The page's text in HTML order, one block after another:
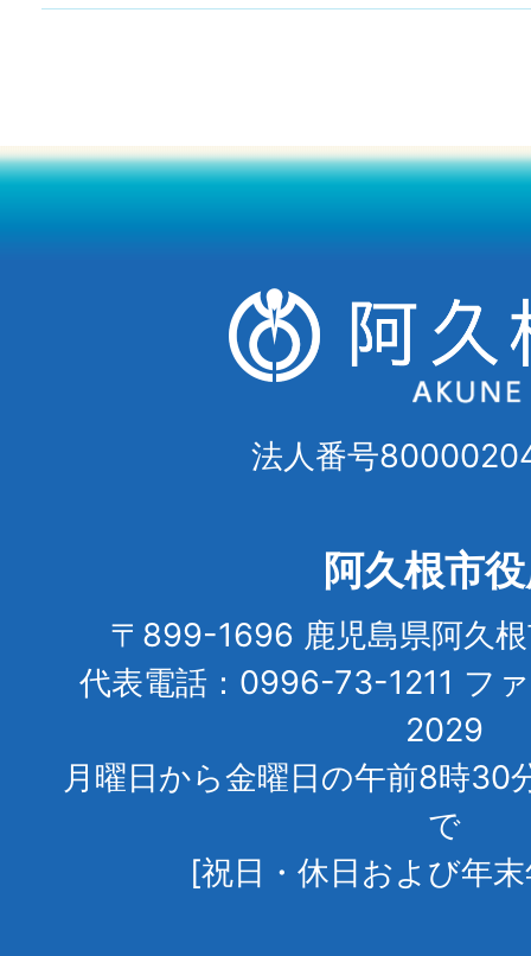
法人番号
阿久根市
〒899-1696 鹿児島県阿久
代表電話：0996-73-1211 フ
2029
月曜日から金曜日の午前8時30
で
[祝日・休日および年